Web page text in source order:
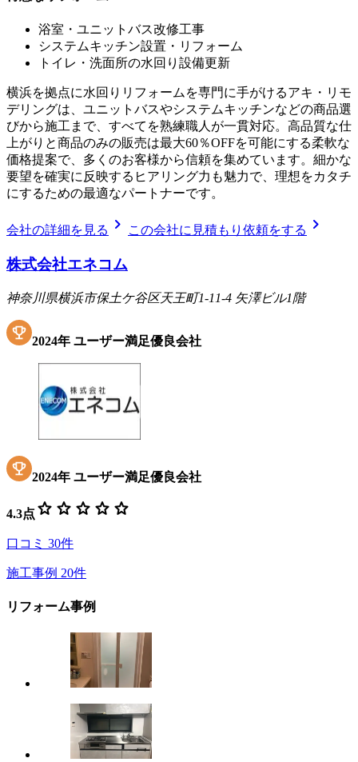
浴室・ユニットバス改修工事
システムキッチン設置・リフォーム
トイレ・洗面所の水回り設備更新
横浜を拠点に水回りリフォームを専門に手がけるアキ・リモ
デリングは、ユニットバスやシステムキッチンなどの商品選
びから施工まで、すべてを熟練職人が一貫対応。高品質な仕
上がりと商品のみの販売は最大60％OFFを可能にする柔軟な
価格提案で、多くのお客様から信頼を集めています。細かな
要望を確実に反映するヒアリング力も魅力で、理想をカタチ
にするための最適なパートナーです。
会社の詳細を見る chevron_right この会社に見積もり依頼をする chevron_right
株式会社エネコム
神奈川県横浜市保土ケ谷区天王町1-11-4 矢澤ビル1階
2024年 ユーザー満足優良会社
2024年 ユーザー満足優良会社
4.3点 star star star star star
口コミ 30件
施工事例 20件
リフォーム事例